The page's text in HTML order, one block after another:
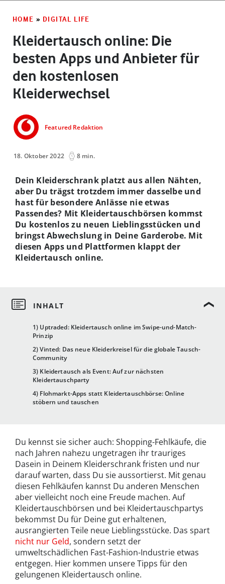
HOME » DIGITAL LIFE
Kleidertausch online: Die
besten Apps und Anbieter für
den kostenlosen
Kleiderwechsel
Featured Redaktion
18. Oktober 2022 8 min.
1) Uptraded: Kleidertausch online im Swipe-und-Match-
Prinzip
2) Vinted: Das neue Kleiderkreisel für die globale Tausch-
Community
3) Kleidertausch als Event: Auf zur nächsten
Kleidertauschparty
4) Flohmarkt-Apps statt Kleidertauschbörse: Online
stöbern und tauschen
Dein Kleiderschrank platzt aus allen Nähten,
aber Du trägst trotzdem immer dasselbe und
hast für besondere Anlässe nie etwas
Passendes? Mit Kleidertauschbörsen kommst
Du kostenlos zu neuen Lieblingsstücken und
bringst Abwechslung in Deine Garderobe. Mit
diesen Apps und Plattformen klappt der
Kleidertausch online.
Du kennst sie sicher auch: Shopping-Fehlkäufe, die
nach Jahren nahezu ungetragen ihr trauriges
Dasein in Deinem Kleiderschrank fristen und nur
darauf warten, dass Du sie aussortierst. Mit genau
diesen Fehlkäufen kannst Du anderen Menschen
aber vielleicht noch eine Freude machen. Auf
Kleidertauschbörsen und bei Kleidertauschpartys
bekommst Du für Deine gut erhaltenen,
ausrangierten Teile neue Lieblingsstücke. Das spart
nicht nur Geld, sondern setzt der
umweltschädlichen Fast-Fashion-Industrie etwas
entgegen. Hier kommen unsere Tipps für den
gelungenen Kleidertausch online.